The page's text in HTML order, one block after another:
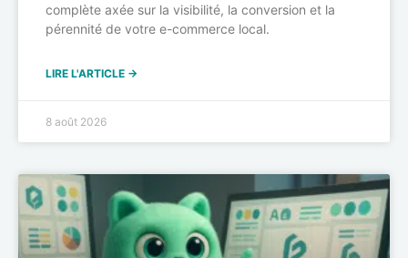
complète axée sur la visibilité, la conversion et la
pérennité de votre e-commerce local.
LIRE L'ARTICLE →
8 août 2026